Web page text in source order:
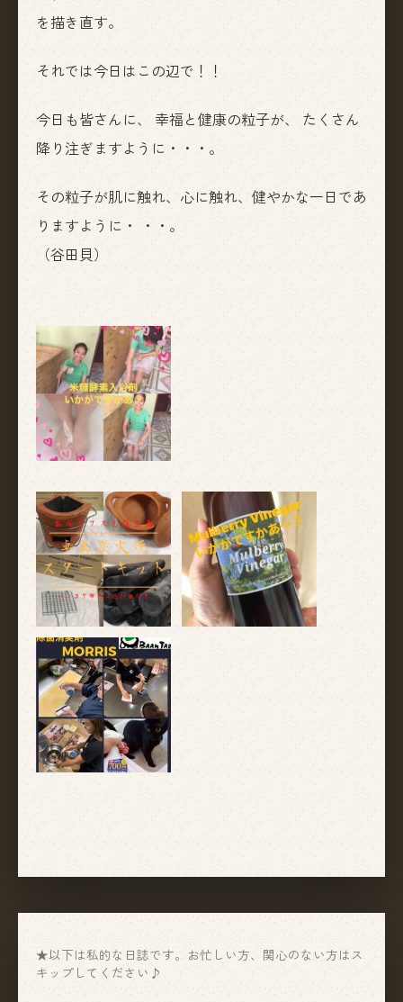
を描き直す。
それでは今日はこの辺で！！
今日も皆さんに、 幸福と健康の粒子が、 たくさん
降り注ぎますように・・・。
その粒子が肌に触れ、心に触れ、健やかな一日であ
りますように・ ・・。
（谷田貝）
★以下は私的な日誌です。お忙しい方、関心のない方はス
キップしてください♪